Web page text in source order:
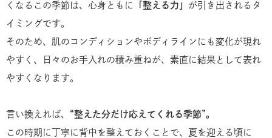
くなるこの季節は、心身ともに
「整える力」 が引き出されるタ
イミングです。
そのため、肌のコンディションやボディラインにも変化が現れ
やすく、日々のお手入れの積み重ねが、素直に結果として表れ
やすくなります。
言い換えれば、 “整えた分だけ応えてくれる季節”。
この時期に丁寧に背中を整えておくことで、夏を迎える頃に